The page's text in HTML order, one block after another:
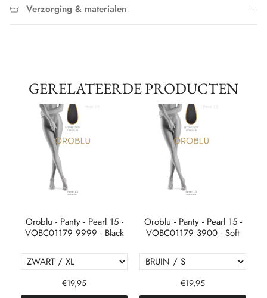
Verzorging & materialen
GERELATEERDE PRODUCTEN
Oroblu - Panty - Pearl 15 -
VOBC01179 9999 - Black
€19,95
Oroblu - Panty - Pearl 15 -
VOBC01179 3900 - Soft
€19,95